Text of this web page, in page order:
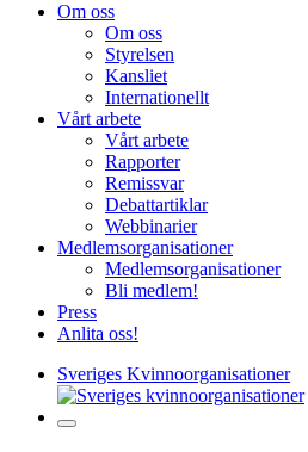
Om oss
Om oss
Styrelsen
Kansliet
Internationellt
Vårt arbete
Vårt arbete
Rapporter
Remissvar
Debattartiklar
Webbinarier
Medlemsorganisationer
Medlemsorganisationer
Bli medlem!
Press
Anlita oss!
Sveriges Kvinnoorganisationer